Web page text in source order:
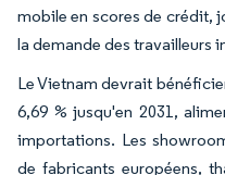
mobile en scores de crédit,
la demande des travailleurs
Le Vietnam devrait
6,69 % jusqu'en 2031,
importations. Les
de fabricants européens,